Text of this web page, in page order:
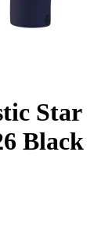
Star
Black